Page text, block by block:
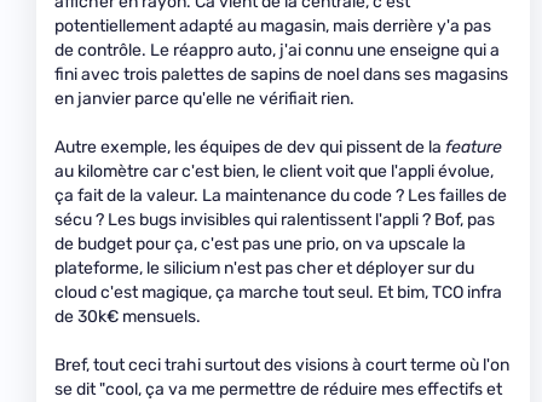
potentiellement adapté au magasin, mais derrière y'a pas
de contrôle. Le réappro auto, j'ai connu une enseigne qui a
fini avec trois palettes de sapins de noel dans ses magasins
en janvier parce qu'elle ne vérifiait rien.
Autre exemple, les équipes de dev qui pissent de la feature
au kilomètre car c'est bien, le client voit que l'appli évolue,
ça fait de la valeur. La maintenance du code ? Les failles de
sécu ? Les bugs invisibles qui ralentissent l'appli ? Bof, pas
de budget pour ça, c'est pas une prio, on va upscale la
plateforme, le silicium n'est pas cher et déployer sur du
cloud c'est magique, ça marche tout seul. Et bim, TCO infra
de 30k€ mensuels.
Bref, tout ceci trahi surtout des visions à court terme où l'on
se dit "cool, ça va me permettre de réduire mes effectifs et